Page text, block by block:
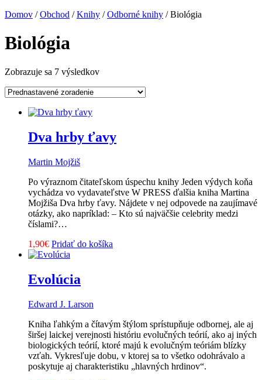
Domov /Obchod /Knihy /Odborné knihy / Biológia
Biológia
Zobrazuje sa 7 výsledkov
Dva hrby ťavy
Martin Mojžiš
Po výraznom čitateľskom úspechu knihy Jeden výdych koňa
vychádza vo vydavateľstve W PRESS ďalšia kniha Martina
Mojžiša Dva hrby ťavy. Nájdete v nej odpovede na zaujímavé
otázky, ako napríklad: – Kto sú najväčšie celebrity medzi
číslami?…
1,90€ Pridať do košíka
Evolúcia
Edward J. Larson
Kniha ľahkým a čítavým štýlom sprístupňuje odbornej, ale aj
širšej laickej verejnosti históriu evolučných teórií, ako aj iných
biologických teórií, ktoré majú k evolučným teóriám blízky
vzťah. Vykresľuje dobu, v ktorej sa to všetko odohrávalo a
poskytuje aj charakteristiku „hlavných hrdinov“.